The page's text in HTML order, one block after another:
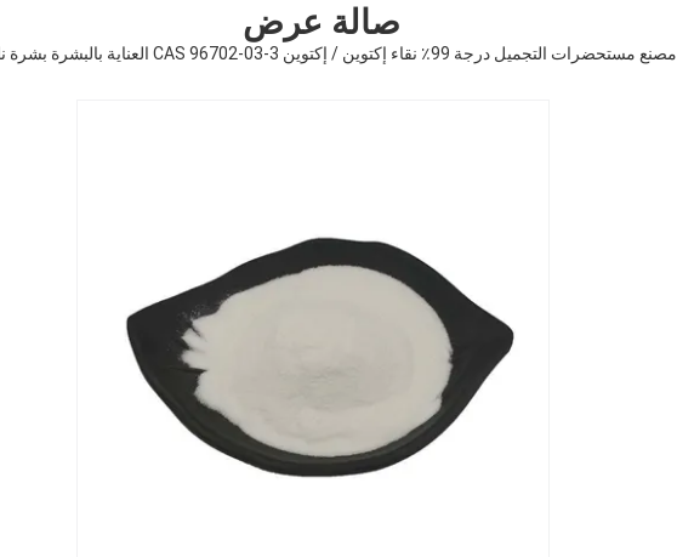
صالة عرض
مصنع مستحضرات التجميل درجة 99٪ نقاء إكتوين / إكتوين CAS 96702-03-3 العناية بالبشرة بشرة ناعمة